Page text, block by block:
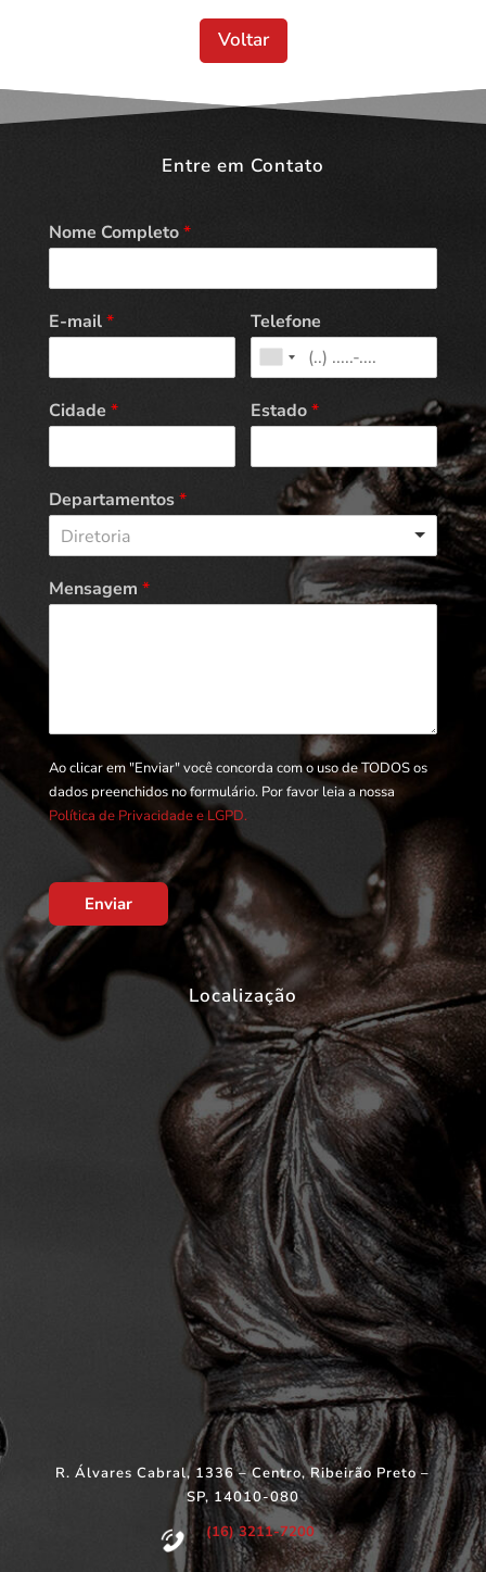
Voltar
Entre em Contato
Nome Completo*
E-mail* Telefone
Cidade * Estado*
Departamentos*
Diretoria
Mensagem *
Ao clicar em "Enviar" você concorda com o uso de TODOS os
dados preenchidos no formulário. Por favor leia a nossa
Política de Privacidade e LGPD.
Enviar
Localização
R. Álvares Cabral, 1336 – Centro, Ribeirão Preto –
SP, 14010-080
(16) 3211-7200